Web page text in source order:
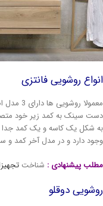
روشویی فانتزی
معمولا
سینک به کمد زیر خود
شکل یک کاسه و یک کمد جدا
دارد و در مدل آخر کمد و
پیشنهادی : شناخت
دوقلو